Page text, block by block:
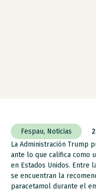
Fespau, Noticias
La Administración Trump
ante lo que califica como
en Estados Unidos. Entre
se encuentran la
paracetamol durante el